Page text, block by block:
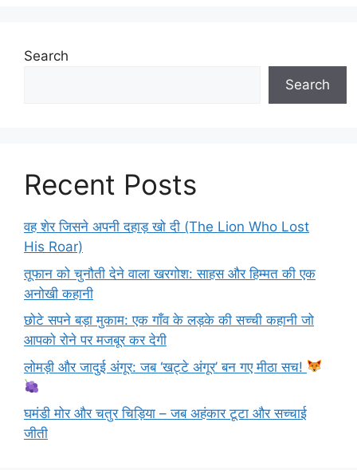
Search
Search
Recent Posts
वह शेर जिसने अपनी दहाड़ खो दी (The Lion Who Lost
His Roar)
तूफान को चुनौती देने वाला खरगोश: साहस और हिम्मत की एक
अनोखी कहानी
छोटे सपने बड़ा मुकाम: एक गाँव के लड़के की सच्ची कहानी जो
आपको रोने पर मजबूर कर देगी
लोमड़ी और जादुई अंगूर: जब ‘खट्टे अंगूर’ बन गए मीठा सच!
घमंडी मोर और चतुर चिड़िया – जब अहंकार टूटा और सच्चाई
जीती